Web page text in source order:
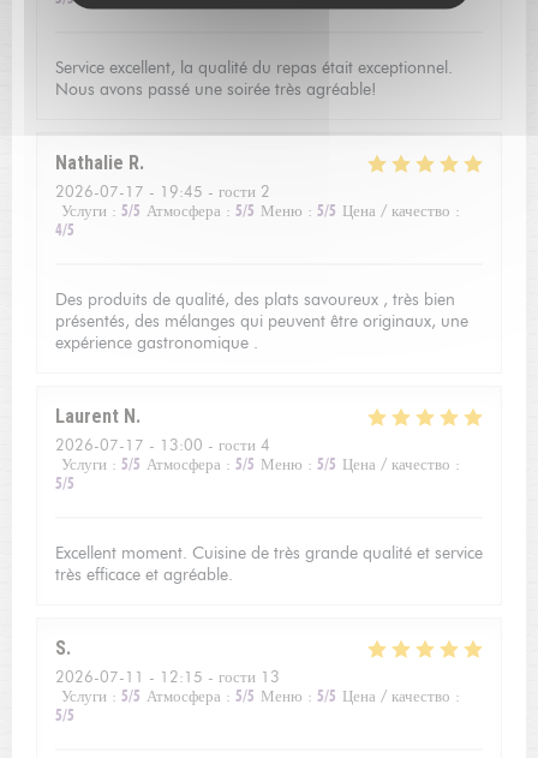
Service excellent, la qualité du repas était exceptionnel.
Nous avons passé une soirée très agréable!
Nathalie R
2026-07-17 - 19:45 - гости 2
Услуги : 5/5 Атмосфера : 5/5 Меню : 5/5 Цена / качество :
4/5
Des produits de qualité, des plats savoureux , très bien
présentés, des mélanges qui peuvent être originaux, une
expérience gastronomique .
Laurent N
2026-07-17 - 13:00 - гости 4
Услуги : 5/5 Атмосфера : 5/5 Меню : 5/5 Цена / качество :
5/5
Excellent moment. Cuisine de très grande qualité et service
très efficace et agréable.
S
2026-07-11 - 12:15 - гости 13
Услуги : 5/5 Атмосфера : 5/5 Меню : 5/5 Цена / качество :
5/5